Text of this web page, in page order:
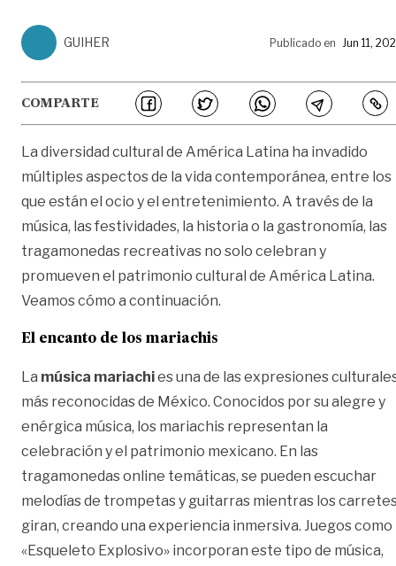
GUIHER Publicado en Jun 11,
COMPARTE
La diversidad cultural de América Latina ha invadido
múltiples aspectos de la vida contemporánea, entre los
que están el ocio y el entretenimiento. A través de la
música, las festividades, la historia o la gastronomía, las
tragamonedas recreativas no solo celebran y
promueven el patrimonio cultural de América Latina.
Veamos cómo a continuación.
El encanto de los mariachis
La música mariachies una de las expresiones
más reconocidas de México. Conocidos por su alegre y
enérgica música, los mariachis representan la
celebración y el patrimonio mexicano. En las
tragamonedas online temáticas, se pueden escuchar
melodías de trompetas y guitarras mientras los
giran, creando una experiencia inmersiva. Juegos como
«Esqueleto Explosivo» incorporan este tipo de música,